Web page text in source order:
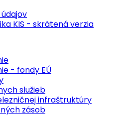
KIS - skrátená verzia
- fondy EÚ
služieb
infraštruktúry
zásob